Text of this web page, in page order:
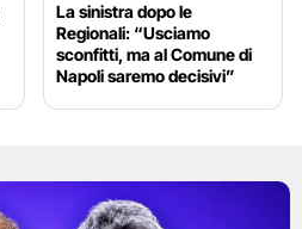
La sinistra dopo le
Regionali: “Usciamo
sconfitti, ma al Comune di
Napoli saremo decisivi”